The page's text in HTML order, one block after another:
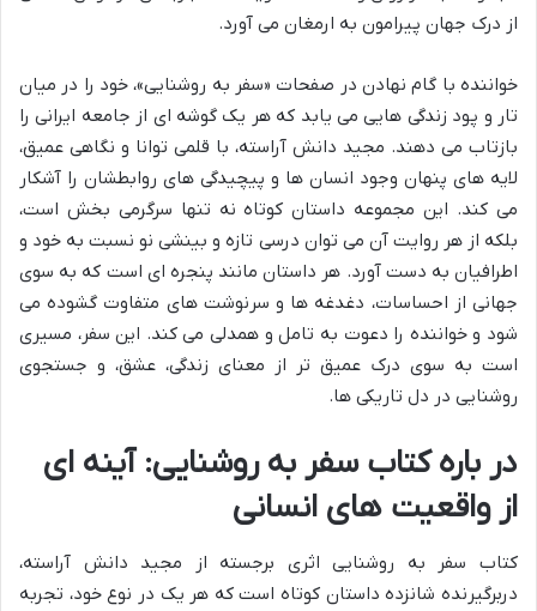
از درک جهان پیرامون به ارمغان می آورد.
خواننده با گام نهادن در صفحات «سفر به روشنایی»، خود را در میان
تار و پود زندگی هایی می یابد که هر یک گوشه ای از جامعه ایرانی را
بازتاب می دهند. مجید دانش آراسته، با قلمی توانا و نگاهی عمیق،
لایه های پنهان وجود انسان ها و پیچیدگی های روابطشان را آشکار
می کند. این مجموعه داستان کوتاه نه تنها سرگرمی بخش است،
بلکه از هر روایت آن می توان درسی تازه و بینشی نو نسبت به خود و
اطرافیان به دست آورد. هر داستان مانند پنجره ای است که به سوی
جهانی از احساسات، دغدغه ها و سرنوشت های متفاوت گشوده می
شود و خواننده را دعوت به تامل و همدلی می کند. این سفر، مسیری
است به سوی درک عمیق تر از معنای زندگی، عشق، و جستجوی
روشنایی در دل تاریکی ها.
در باره کتاب سفر به روشنایی: آینه ای
از واقعیت های انسانی
کتاب سفر به روشنایی اثری برجسته از مجید دانش آراسته،
دربرگیرنده شانزده داستان کوتاه است که هر یک در نوع خود، تجربه